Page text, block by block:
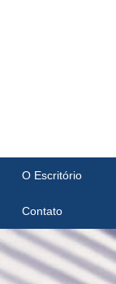
O Escritório
Contato